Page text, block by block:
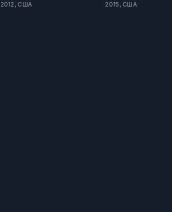
2012, США
2015, США